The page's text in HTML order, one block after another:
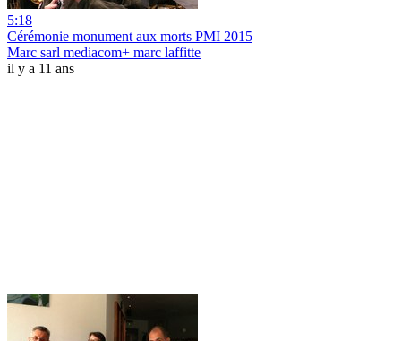
5:18
Cérémonie monument aux morts PMI 2015
Marc sarl mediacom+ marc laffitte
il y a 11 ans